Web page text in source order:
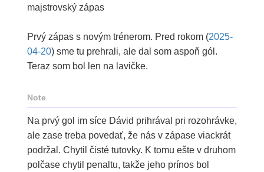
majstrovský zápas
Prvý zápas s novým trénerom. Pred rokom (2025-
04-20) sme tu prehrali, ale dal som aspoň gól.
Teraz som bol len na lavičke.
Note
Na prvý gol im síce Dávid prihrával pri rozohrávke,
ale zase treba povedať, že nás v zápase viackrát
podržal. Chytil čisté tutovky. K tomu ešte v druhom
polčase chytil penaltu, takže jeho prínos bol